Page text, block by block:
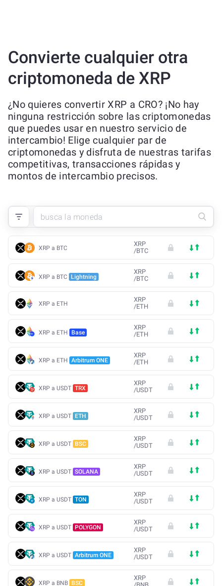
Convierte cualquier otra
criptomoneda de XRP
¿No quieres convertir XRP a CRO? ¡No hay
ninguna restricción sobre las criptomonedas
que puedes usar en nuestro servicio de
intercambio! Elige cualquier par de
criptomonedas y disfruta de nuestras tarifas
competitivas, transacciones rápidas y
montos de intercambio precisos.
XRP a BTC
XRP
/BTC
XRP a BTC Lightning
XRP
/BTC
XRP a ETH
XRP
/ETH
XRP a ETH Base
XRP
/ETH
XRP a ETH Arbitrum ONE
XRP
/ETH
XRP a USDT TRX
XRP
/USDT
XRP a USDT ETH
XRP
/USDT
XRP a USDT BSC
XRP
/USDT
XRP a USDT SOLANA
XRP
/USDT
XRP a USDT TON
XRP
/USDT
XRP a USDT POLYGON
XRP
/USDT
XRP a USDT Arbitrum ONE
XRP
/USDT
XRP a BNB BSC
XRP